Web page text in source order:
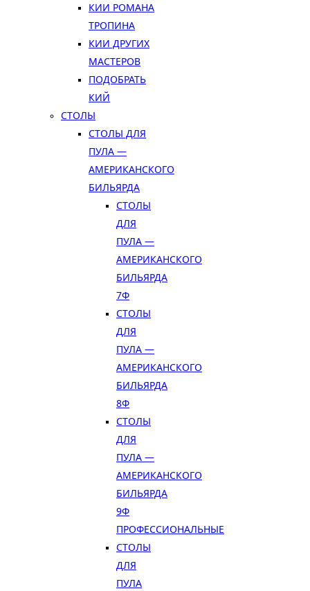
КИИ РОМАНА
ТРОПИНА
КИИ ДРУГИХ
МАСТЕРОВ
ПОДОБРАТЬ
КИЙ
СТОЛЫ
СТОЛЫ ДЛЯ
ПУЛА —
АМЕРИКАНСКОГО
БИЛЬЯРДА
СТОЛЫ
ДЛЯ
ПУЛА —
АМЕРИКАНСКОГО
БИЛЬЯРДА
7Ф
СТОЛЫ
ДЛЯ
ПУЛА —
АМЕРИКАНСКОГО
БИЛЬЯРДА
8Ф
СТОЛЫ
ДЛЯ
ПУЛА —
АМЕРИКАНСКОГО
БИЛЬЯРДА
9Ф
ПРОФЕССИОНАЛЬНЫЕ
СТОЛЫ
ДЛЯ
ПУЛА